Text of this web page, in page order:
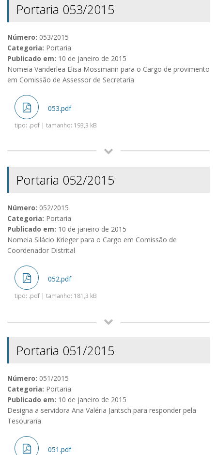
Portaria 053/2015
Número: 053/2015
Categoria: Portaria
Publicado em: 10 de janeiro de 2015
Nomeia Vanderlea Elisa Mossmann para o Cargo de provimento
em Comissão de Assessor de Secretaria
053.pdf
tipo: .pdf | tamanho: 193,3 kB
Portaria 052/2015
Número: 052/2015
Categoria: Portaria
Publicado em: 10 de janeiro de 2015
Nomeia Silácio Krieger para o Cargo em Comissão de
Coordenador Distrital
052.pdf
tipo: .pdf | tamanho: 181,3 kB
Portaria 051/2015
Número: 051/2015
Categoria: Portaria
Publicado em: 10 de janeiro de 2015
Designa a servidora Ana Valéria Jantsch para responder pela
Tesouraria
051.pdf